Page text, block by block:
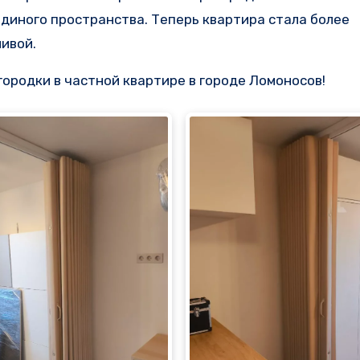
пространства. Теперь квартира стала более
в частной квартире в городе Ломоносов!